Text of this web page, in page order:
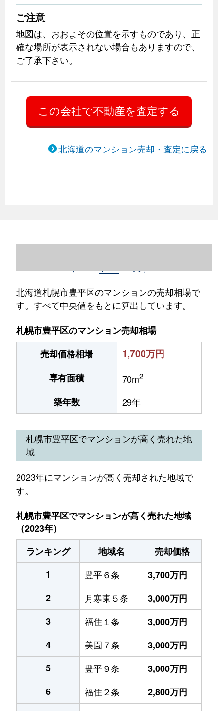
ご注意
地図は、おおよその位置を示すものであり、正
確な場所が表示されない場合もありますので、
ご了承下さい。
北海道のマンション売却・査定に戻る
北海道札幌市豊平区のマンションの売却相場で
す。すべて中央値をもとに算出しています。
札幌市豊平区のマンション売却相場
売却価格相場
1,700万円
専有面積 70m2
築年数 29年
札幌市豊平区でマンションが高く売れた地
域
2023年にマンションが高く売却された地域で
す。
札幌市豊平区でマンションが高く売れた地域
（2023年）
ランキング
地域名
売却価格
1
豊平６条
3,700万円
2
月寒東５条
3,000万円
3
福住１条
3,000万円
4
美園７条
3,000万円
5
豊平９条
3,000万円
6
福住２条
2,800万円